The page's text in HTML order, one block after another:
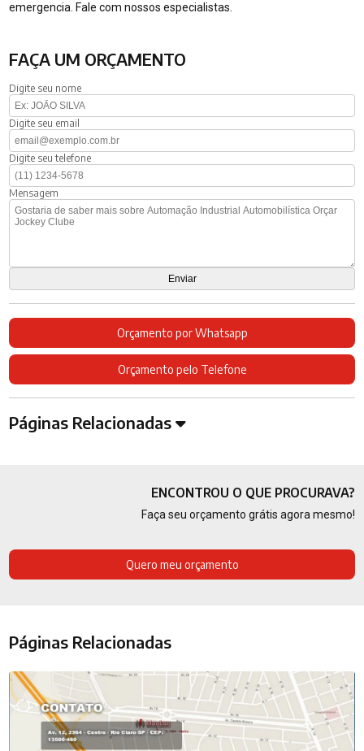
emergencia. Fale com nossos especialistas.
FAÇA UM ORÇAMENTO
Digite seu nome
Digite seu email
Digite seu telefone
Mensagem
Orçamento por Whatsapp
Orçamento pelo Telefone
Páginas Relacionadas
ENCONTROU O QUE PROCURAVA?
Faça seu orçamento grátis agora mesmo!
Quero meu orçamento
Páginas Relacionadas